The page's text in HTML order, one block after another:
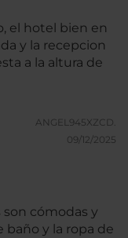
son cómodas y
baño y la ropa de
el hotel bien en
y la recepcion
a la altura de
ANGEL945XZCD.
09/12/2025